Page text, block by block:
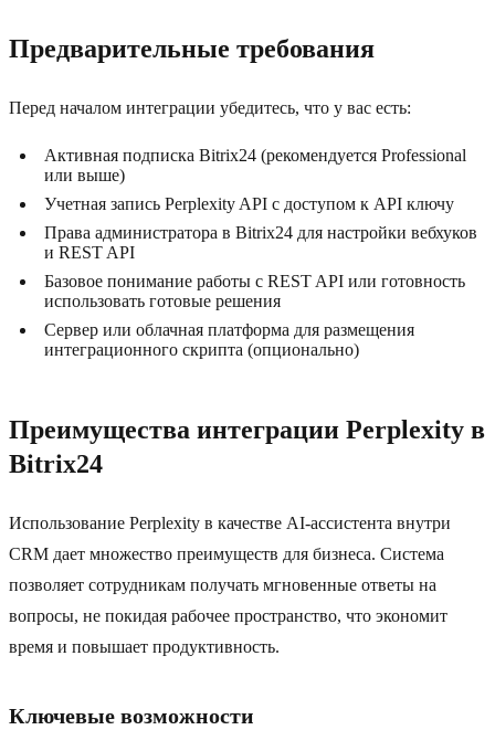
Предварительные требования
Перед началом интеграции убедитесь, что у вас есть:
Активная подписка Bitrix24 (рекомендуется Professional
или выше)
Учетная запись Perplexity API с доступом к API ключу
Права администратора в Bitrix24 для настройки вебхуков
и REST API
Базовое понимание работы с REST API или готовность
использовать готовые решения
Сервер или облачная платформа для размещения
интеграционного скрипта (опционально)
Преимущества интеграции Perplexity в
Bitrix24
Использование Perplexity в качестве AI-ассистента внутри
CRM дает множество преимуществ для бизнеса. Система
позволяет сотрудникам получать мгновенные ответы на
вопросы, не покидая рабочее пространство, что экономит
время и повышает продуктивность.
Ключевые возможности